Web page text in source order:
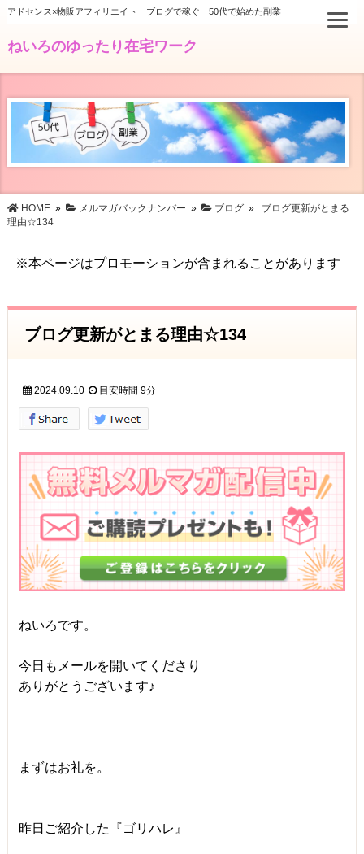
アドセンス×物販アフィリエイト ブログで稼ぐ 50代で始めた副業
ねいろのゆったり在宅ワーク
HOME» メルマガバックナンバー » ブログ»
ブログ更新がとまる
理由☆134
※本ページはプロモーションが含まれることがあります
ブログ更新がとまる理由☆134
2024.09.10 目安時間 9分
ねいろです。
今日もメールを開いてくださり
ありがとうございます♪
まずはお礼を。
昨日ご紹介した『ゴリハレ』